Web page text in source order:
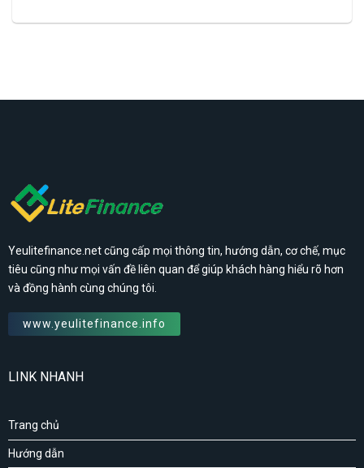
Yeulitefinance.net cũng cấp mọi thông tin, hướng dẫn, cơ chế, mục
tiêu cũng như mọi vấn đề liên quan để giúp khách hàng hiểu rõ hơn
và đồng hành cùng chúng tôi.
www.yeulitefinance.info
LINK NHANH
Trang chủ
Hướng dẫn